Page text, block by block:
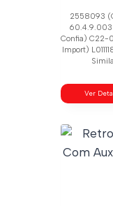
2558093
60.4.9.003
Confia) C22-
Import)
Ver